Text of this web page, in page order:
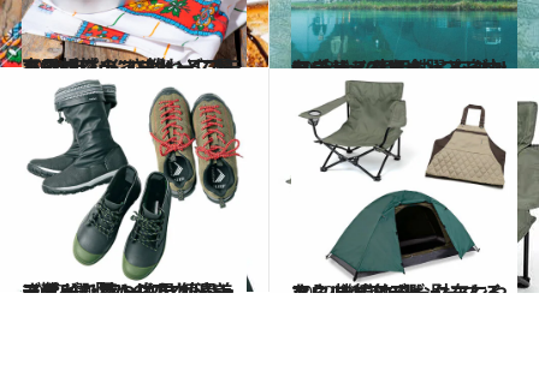
2023.4.4
キャンプのコーヒーに最高の相性！“さばいどる”かほなんに教わるスモア風マシュマロトーストレシピ
ライフスタイル 2023.3.30
アウトドアをもっと自由に――。 実用性とモダンなデザインに心躍る and wanderのキャンプシリーズ
ライフスタイル
2022.10.12
スタイリスト白男川清美さんが 「ワークマンシューズ」で見つけた 値段、デザイン特Aのアウトドア靴5選
ファッション 2022.10.14
アウトドアデビューするなら まずはワークマンへ。 機能的でお財布にやさしいギア6選
ライフスタイル